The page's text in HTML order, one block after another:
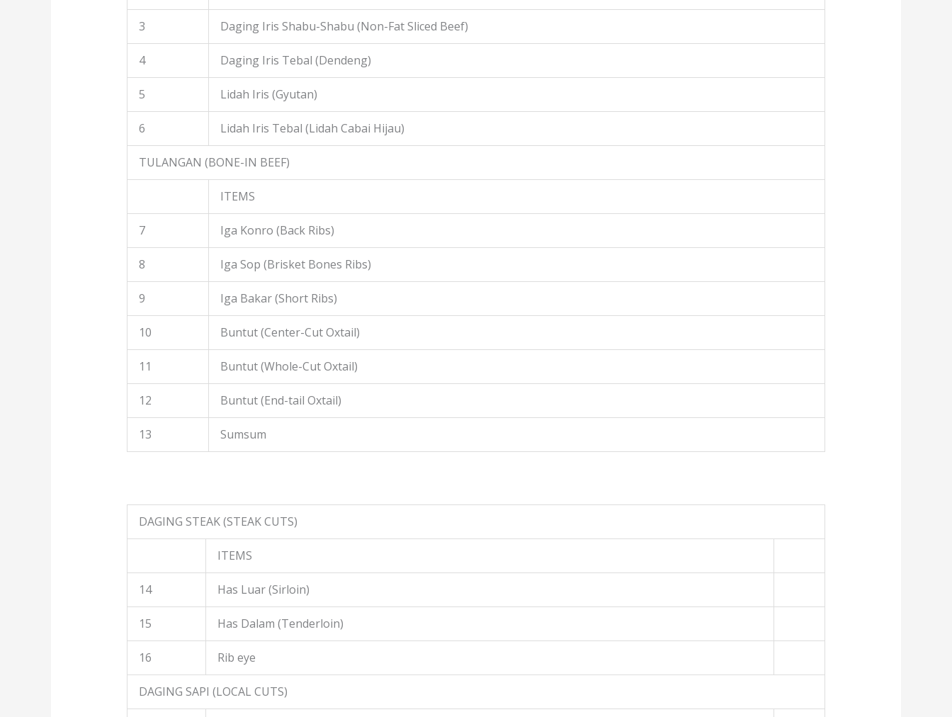
3 Daging Iris Shabu-Shabu (Non-Fat Sliced Beef)
4 Daging Iris Tebal (Dendeng)
5 Lidah Iris (Gyutan)
6 Lidah Iris Tebal (Lidah Cabai Hijau)
TULANGAN (BONE-IN BEEF)
ITEMS
7 Iga Konro (Back Ribs)
8 Iga Sop (Brisket Bones Ribs)
9 Iga Bakar (Short Ribs)
10 Buntut (Center-Cut Oxtail)
11 Buntut (Whole-Cut Oxtail)
12 Buntut (End-tail Oxtail)
13 Sumsum
DAGING STEAK (STEAK CUTS)
ITEMS
14 Has Luar (Sirloin)
15 Has Dalam (Tenderloin)
16 Rib eye
DAGING SAPI (LOCAL CUTS)